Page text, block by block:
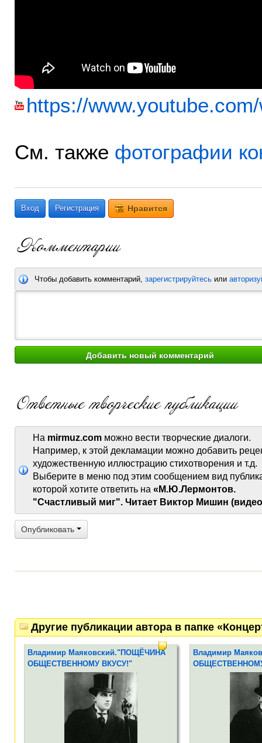
https://
См. также фотографии
Вход Регистрация Нравится
Чтобы добавить комментарий, зарегистрируйтесь или
На mirmuz.com можно вести творческие диалоги.
Например, к этой декламации можно добавить
художественную иллюстрацию стихотворения и т.д.
Выберите в меню под этим сообщением вид
которой хотите ответить на «М.Ю.Лермонтов.
"Счастливый миг". Читает Виктор Мишин
Опубликовать
Другие публикации автора в папке
Владимир Маяковский."ПОЩЁЧИНА
ОБЩЕСТВЕННОМУ ВКУСУ!"
Владимир